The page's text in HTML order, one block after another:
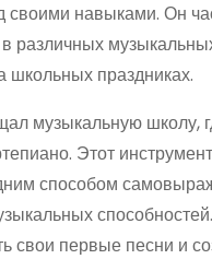
своими навыками. Он
различных
школьных праздниках.
музыкальную школу,
Этот
способом
свои первые песни и